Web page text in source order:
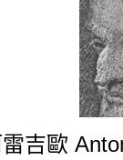
吉歐